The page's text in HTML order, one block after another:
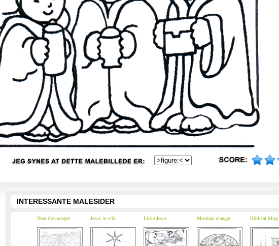
INTERESSANTE MALESIDER
Near the manger Jesus in crib Little Jesus Mandala manger Biblical Magi